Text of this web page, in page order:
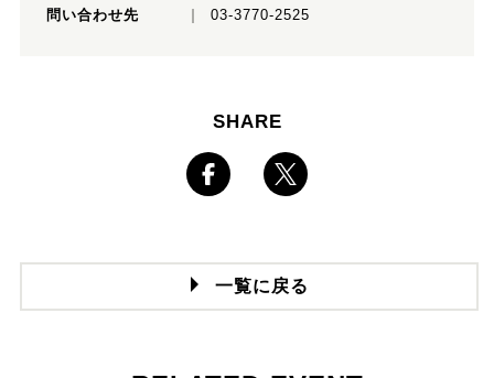
問い合わせ先 03-3770-2525
SHARE
一覧に戻る